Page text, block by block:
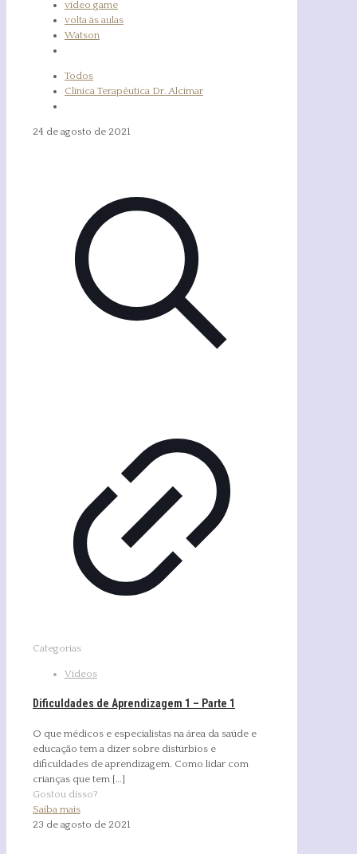
vídeo game
volta às aulas
Watson
Todos
Clínica Terapêutica Dr. Alcimar
24 de agosto de 2021
Categorias
Vídeos
Dificuldades de Aprendizagem 1 – Parte 1
O que médicos e especialistas na área da saúde e
educação tem a dizer sobre distúrbios e
dificuldades de aprendizagem. Como lidar com
crianças que tem […]
Gostou disso?
Saiba mais
23 de agosto de 2021